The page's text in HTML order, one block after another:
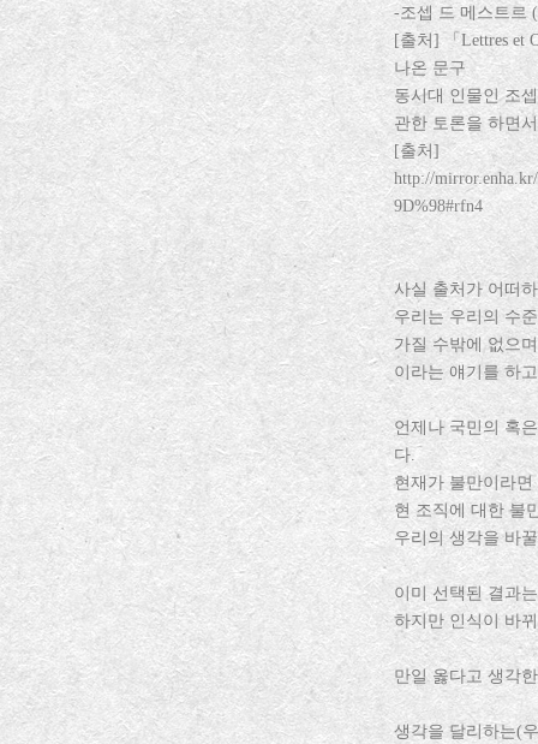
-조셉 드 메스트르
[출처] 「Lettres et
나온 문구
동시대 인물인 조
관한 토론을 하면
[출처]
http://
9D%98#rfn4
사실 출처가 어떠
우리는 우리의 수
가질 수밖에 없으
이라는 얘기를 하
언제나 국민의 혹
다.
현재가 불만이라
현 조직에 대한 불
우리의 생각을 바
이미 선택된 결과
하지만 인식이 바
만일 옳다고 생각
생각을 달리하는(